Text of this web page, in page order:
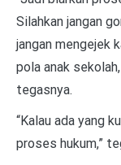
Silahkan jangan
jangan mengejek
pola anak
tegasnya.
“Kalau ada yang
proses hukum,”